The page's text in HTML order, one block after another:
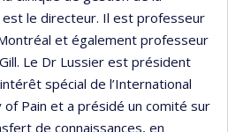
le directeur. Il est professeur
et également professeur
Le Dr Lussier est président
spécial de l’International
Pain et a présidé un comité sur
de connaissances, en